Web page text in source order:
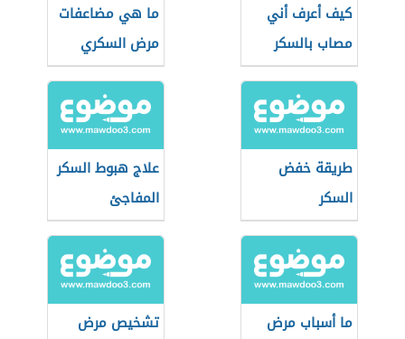
كيف أعرف أني
مصاب بالسكر
ما هي مضاعفات
مرض السكري
طريقة خفض
السكر
علاج هبوط السكر
المفاجئ
ما أسباب مرض
تشخيص مرض